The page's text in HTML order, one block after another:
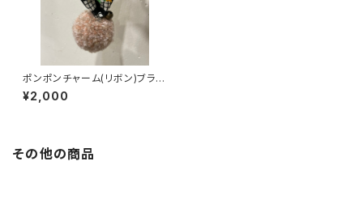
ポンポンチャーム(リボン)ブラッ
ク
¥2,000
その他の商品